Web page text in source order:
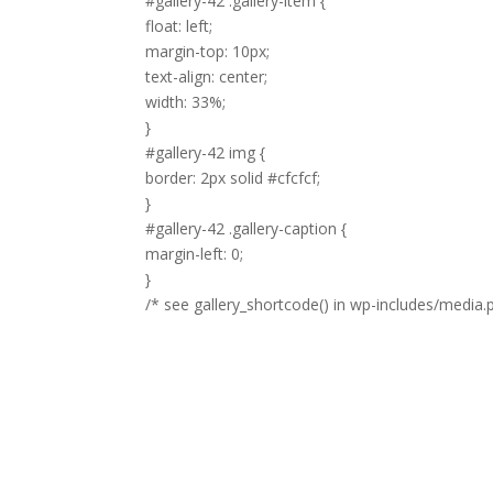
float: left;
margin-top: 10px;
text-align: center;
width: 33%;
}
#gallery-42 img {
border: 2px solid #cfcfcf;
}
#gallery-42 .gallery-caption {
margin-left: 0;
}
/* see gallery_shortcode() in wp-includes/